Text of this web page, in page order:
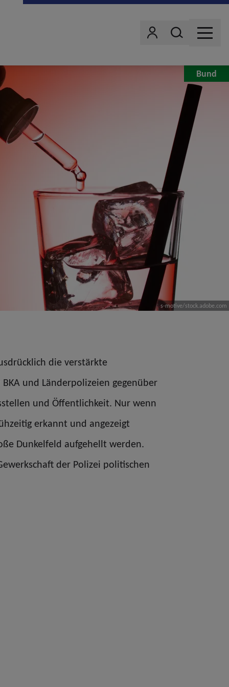
Benutzer
Wonach suchst
MENU
s-motive/stock.adobe.com
Bund
die verstärkte
und Länderpolizeien gegenüber
und Öffentlichkeit. Nur wenn
erkannt und angezeigt
Dunkelfeld aufgehellt werden.
der Polizei politischen